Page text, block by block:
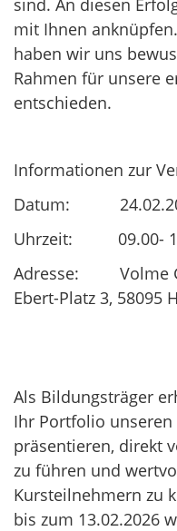
sind. An diesen
mit Ihnen
haben wir uns
Rahmen für unsere
entschieden.
Informationen zur
Datum:
Uhrzeit: 09.00-
Adresse: Volme
Ebert-Platz 3, 58095
Als Bildungsträger
Ihr Portfolio
präsentieren, direkt
zu führen und
Kursteilnehmern zu
bis zum 13.02.2026